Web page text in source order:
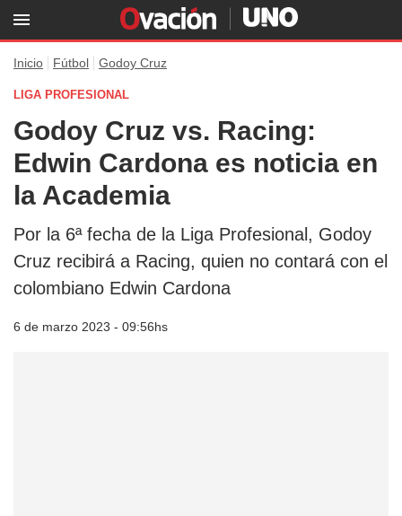
Inicio Fútbol Godoy Cruz
LIGA PROFESIONAL
Godoy Cruz vs. Racing:
Edwin Cardona es noticia en
la Academia
Por la 6ª fecha de la Liga Profesional, Godoy
Cruz recibirá a Racing, quien no contará con el
colombiano Edwin Cardona
6 de marzo 2023 - 09:56hs